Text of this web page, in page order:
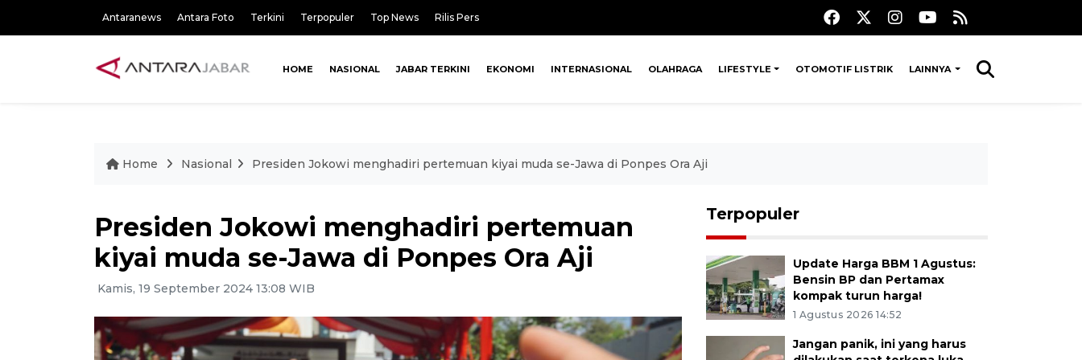
Antaranews Antara Foto Terkini Terpopuler Top News Rilis Pers
HOME NASIONAL JABAR TERKINI EKONOMI INTERNASIONAL OLAHRAGA LIFESTYLE OTOMOTIF LISTRIK LAINNYA
Home Nasional Presiden Jokowi menghadiri pertemuan kiyai muda se-Jawa di Ponpes Ora Aji
Presiden Jokowi menghadiri pertemuan
kiyai muda se-Jawa di Ponpes Ora Aji
Kamis, 19 September 2024 13:08 WIB
Terpopuler
Update Harga BBM 1 Agustus:
Bensin BP dan Pertamax
kompak turun harga!
1 Agustus 2026 14:52
Jangan panik, ini yang harus